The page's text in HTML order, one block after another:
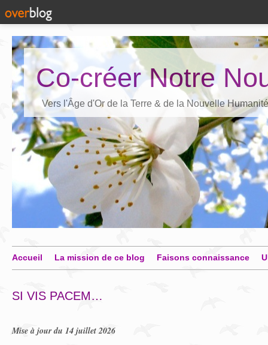
Co-créer Notre
Vers l'Âge d'Or de la Terre & de la Nouvelle Humanité
Accueil La mission de ce blog Faisons connaissance
SI VIS PACEM…
Mise à jour du 14 juillet 2026